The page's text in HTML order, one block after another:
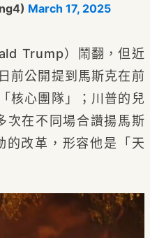
March 17, 2025
Trump）鬧翻，但近
前公開提到馬斯克在前
核心團隊」；川普的兒
在不同場合讚揚馬斯
改革，形容他是「天